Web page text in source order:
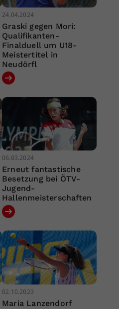
24.04.2024
Graski gegen Mori:
Qualifikanten-
Finalduell um U18-
Meistertitel in
Neudörfl
06.03.2024
Erneut fantastische
Besetzung bei ÖTV-
Jugend-
Hallenmeisterschaften
02.10.2023
Maria Lanzendorf